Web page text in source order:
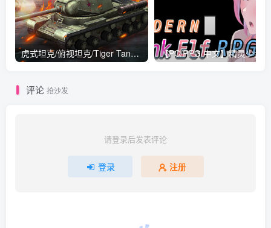
虎式坦克/俯视坦克/Tiger Tank v6400230|策略模拟|容量278MB|免安装绿色中文版
评论 抢沙发
请登录后发表评论
登录 注册